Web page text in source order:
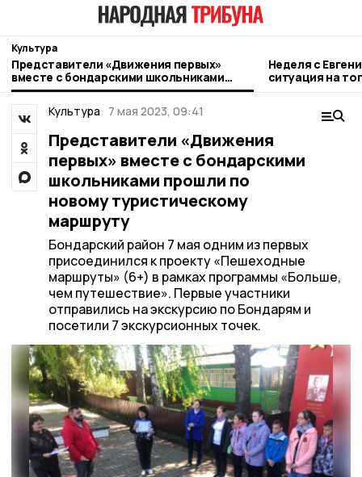
Культура
Представители «Движения первых»
вместе с бондарскими школьниками
прошли по новому туристическому
маршруту
Неделя с
ситуация на
городе и
Культура
7 мая 2023, 09:41
Представители «Движения
первых» вместе с бондарскими
школьниками прошли по
новому туристическому
маршруту
Бондарский район 7 мая одним из первых
присоединился к проекту «Пешеходные
маршруты» (6+) в рамках программы «Больше,
чем путешествие». Первые участники
отправились на экскурсию по Бондарям и
посетили 7 экскурсионных точек.